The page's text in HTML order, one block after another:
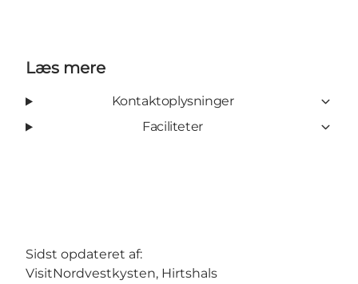
Læs mere
Kontaktoplysninger
Faciliteter
Sidst opdateret af:
VisitNordvestkysten, Hirtshals